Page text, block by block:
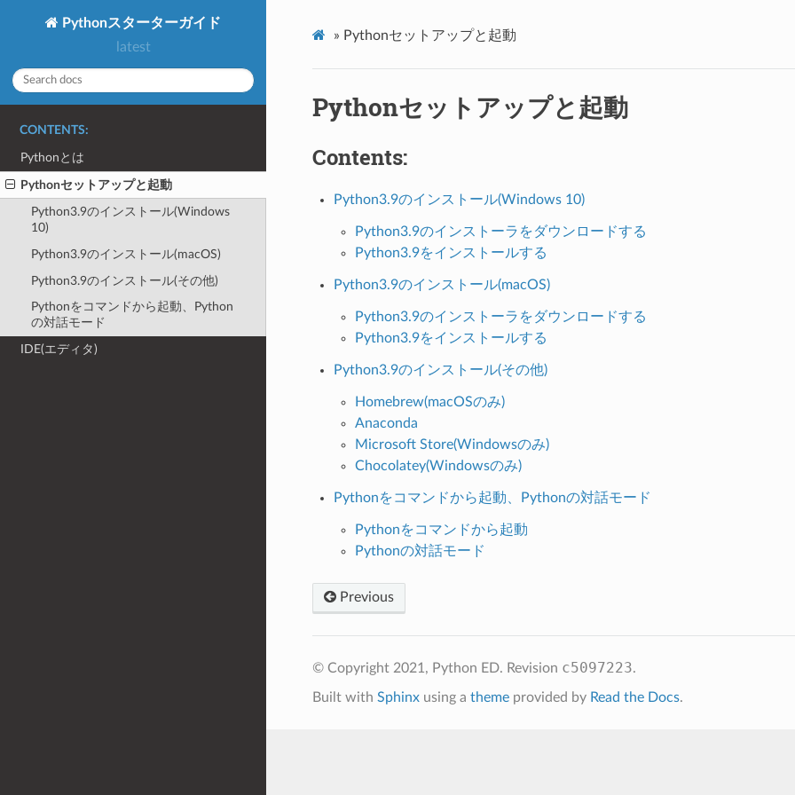
Pythonスターターガイド
latest
CONTENTS:
Pythonとは
Pythonセットアップと起動
Python3.9のインストール(Windows
10)
Python3.9のインストール(macOS)
Python3.9のインストール(その他)
Pythonをコマンドから起動、Python
の対話モード
IDE(エディタ)
» Pythonセットアップと起動
Pythonセットアップと起動
Contents:
Python3.9のインストール(Windows 10)
Python3.9のインストーラをダウンロードする
Python3.9をインストールする
Python3.9のインストール(macOS)
Python3.9のインストーラをダウンロードする
Python3.9をインストールする
Python3.9のインストール(その他)
Homebrew(macOSのみ)
Anaconda
Microsoft Store(Windowsのみ)
Chocolatey(Windowsのみ)
Pythonをコマンドから起動、Pythonの対話モード
Pythonをコマンドから起動
Pythonの対話モード
Previous
© Copyright 2021, Python ED. Revision c5097223.
Built with Sphinxusing a themeprovided by Read the Docs.